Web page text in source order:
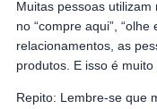
Muitas pessoas
no “compre aqui”,
relacionamentos, as
produtos. E isso é muito
Repito: Lembre-se que